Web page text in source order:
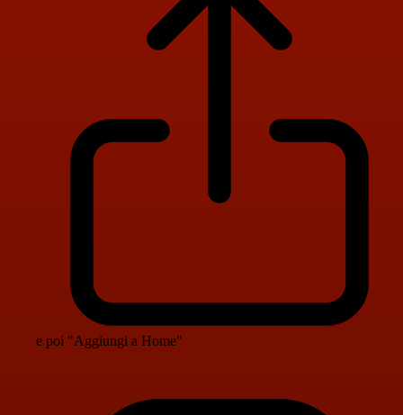
e poi "Aggiungi a Home"